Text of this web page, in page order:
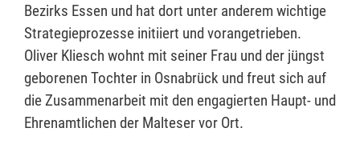
Bezirks Essen und hat dort unter anderem wichtige
Strategieprozesse initiiert und vorangetrieben.
Oliver Kliesch wohnt mit seiner Frau und der jüngst
geborenen Tochter in Osnabrück und freut sich auf
die Zusammenarbeit mit den engagierten Haupt- und
Ehrenamtlichen der Malteser vor Ort.